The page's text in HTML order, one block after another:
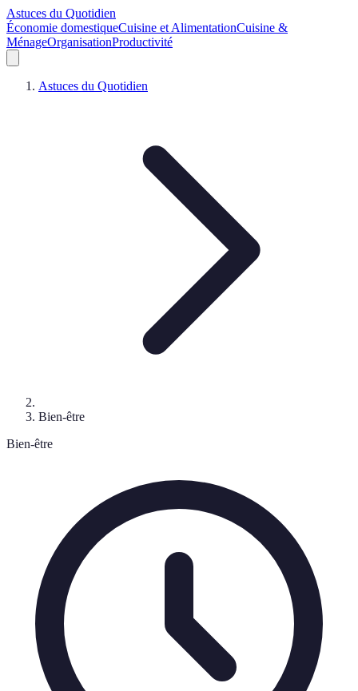
Astuces du Quotidien
Économie domestiqueCuisine et AlimentationCuisine &
MénageOrganisationProductivité
Astuces du Quotidien
Bien-être
Bien-être